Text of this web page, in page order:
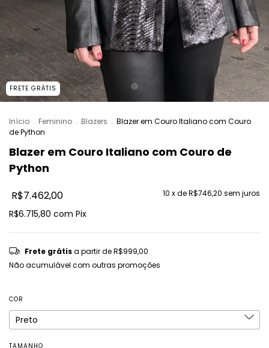
FRETE GRÁTIS
Início . Feminino . Blazers . Blazer em Couro Italiano com Couro
de Python
Blazer em Couro Italiano com Couro de
Python
R$7.462,00 10 x deR$746,20 sem juros
R$6.715,80 com Pix
Frete grátis a partir deR$999,00
Não acumulável com outras promoções
COR
TAMANHO